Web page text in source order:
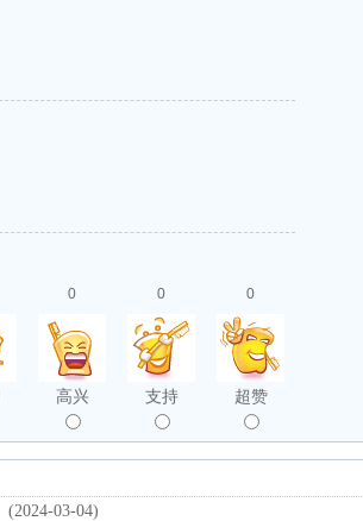
0
高兴
0
支持
0
超赞
(2024-03-04)